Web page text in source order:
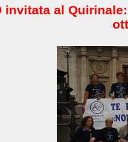
invitata al